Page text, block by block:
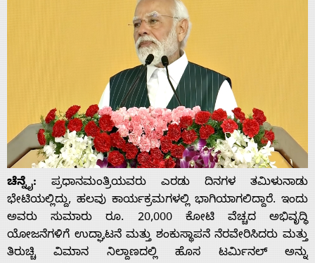
ಚೆನ್ನೈ: ಪ್ರಧಾನಮಂತ್ರಿಯವರು ಎರಡು ದಿನಗಳ ತಮಿಳುನಾಡು
ಭೇಟಿಯಲ್ಲಿದ್ದು, ಹಲವು ಕಾರ್ಯಕ್ರಮಗಳಲ್ಲಿ ಭಾಗಿಯಾಗಲಿದ್ದಾರೆ. ಇಂದು
ಅವರು ಸುಮಾರು ರೂ. 20,000 ಕೋಟಿ ವೆಚ್ಚದ ಅಭಿವೃದ್ಧಿ
ಯೋಜನೆಗಳಿಗೆ ಉದ್ಘಾಟನೆ ಮತ್ತು ಶಂಕುಸ್ಥಾಪನೆ ನೆರವೇರಿಸಿದರು ಮತ್ತು
ತಿರುಚ್ಚಿ ವಿಮಾನ ನಿಲ್ದಾಣದಲ್ಲಿ ಹೊಸ ಟರ್ಮಿನಲ್ ಅನ್ನು